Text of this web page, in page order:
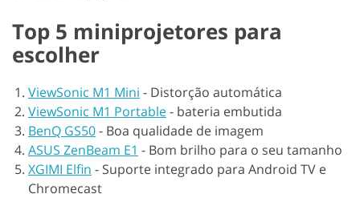
Top 5 miniprojetores para
escolher
ViewSonic M1 Mini - Distorção automática
ViewSonic M1 Portable- bateria embutida
BenQ GS50- Boa qualidade de imagem
ASUS ZenBeam E1 - Bom brilho para o seu tamanho
XGIMI Elfin - Suporte integrado para Android TV e
Chromecast